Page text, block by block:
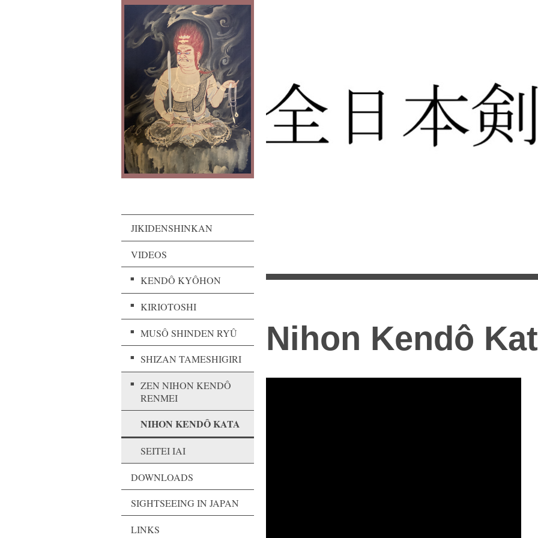
JIKIDENSHINKAN
VIDEOS
KENDÔ KYÔHON
KIRIOTOSHI
MUSÔ SHINDEN RYÛ
SHIZAN TAMESHIGIRI
ZEN NIHON KENDÔ
RENMEI
NIHON KENDÔ KATA
SEITEI IAI
DOWNLOADS
SIGHTSEEING IN JAPAN
LINKS
Nihon Kendô